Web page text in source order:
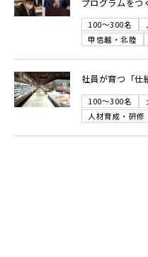
100～300名
甲信越・北陸
社員が育つ「仕
100～300名
人材育成・研修